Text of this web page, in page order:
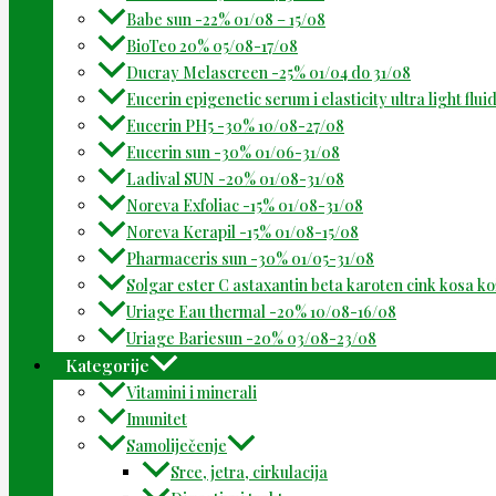
Babe sun -22% 01/08 – 15/08
BioTeo 20% 05/08-17/08
Ducray Melascreen -25% 01/04 do 31/08
Eucerin epigenetic serum i elasticity ultra light
Eucerin PH5 -30% 10/08-27/08
Eucerin sun -30% 01/06-31/08
Ladival SUN -20% 01/08-31/08
Noreva Exfoliac -15% 01/08-31/08
Noreva Kerapil -15% 01/08-15/08
Pharmaceris sun -30% 01/05-31/08
Solgar ester C astaxantin beta karoten cink kosa
Uriage Eau thermal -20% 10/08-16/08
Uriage Bariesun -20% 03/08-23/08
Kategorije
Vitamini i minerali
Imunitet
Samoliječenje
Srce, jetra, cirkulacija